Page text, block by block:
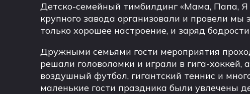
Детско-семейный тимбилдинг «Мама, Папа,
крупного завода организовали и провели мы
только хорошее настроение, и заряд
Дружными семьями гости мероприятия
решали головоломки и играли в гига-хоккей,
воздушный футбол, гигантский теннис и
маленькие гости праздника были увлечены